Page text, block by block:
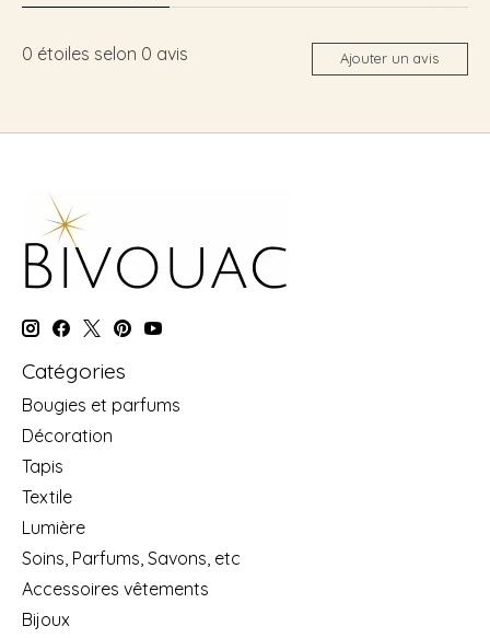
0 étoiles selon 0 avis Ajouter un avis
Catégories
Bougies et parfums
Décoration
Tapis
Textile
Lumière
Soins, Parfums, Savons, etc
Accessoires vêtements
Bijoux